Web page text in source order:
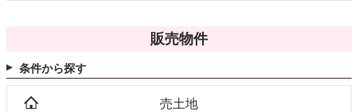
販売物件
条件から探す
売土地